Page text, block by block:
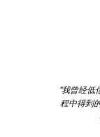
“我曾经低
程中得到